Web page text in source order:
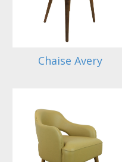
Chaise Avery